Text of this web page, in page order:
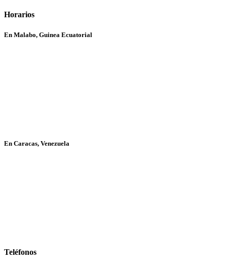
Horarios
En Malabo, Guinea Ecuatorial
En Caracas, Venezuela
Teléfonos